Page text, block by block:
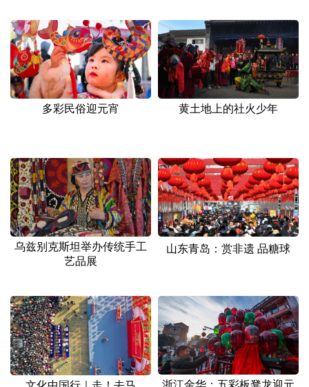
Deutsch Português
多彩民俗迎元宵 黄土地上的社火少年
乌兹别克斯坦举办传统手工
艺品展
山东青岛：赏非遗 品糖球
浙江金华：五彩板凳龙迎元